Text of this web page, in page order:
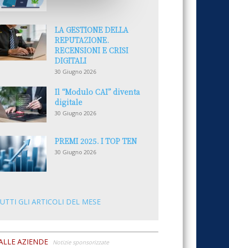
LA GESTIONE DELLA
REPUTAZIONE.
RECENSIONI E CRISI
DIGITALI
30 Giugno 2026
Il “Modulo CAI” diventa
digitale
30 Giugno 2026
PREMI 2025. I TOP TEN
30 Giugno 2026
GLI ARTICOLI DEL MESE
AZIENDE Notizie sponsorizzate